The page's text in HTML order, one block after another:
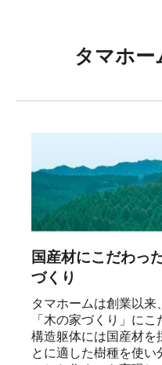
タマホー
国産材にこだわっ
づくり
タマホームは創業以来
「木の家づくり」にこ
構造躯体には国産材を
とに適した樹種を使